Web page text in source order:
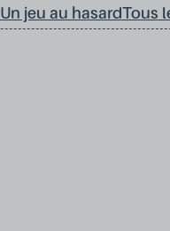
Un jeu au hasardTous